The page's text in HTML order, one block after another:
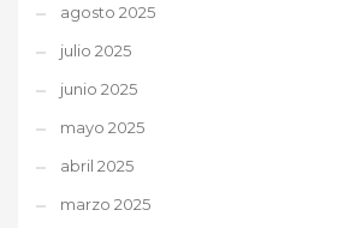
agosto 2025
julio 2025
junio 2025
mayo 2025
abril 2025
marzo 2025